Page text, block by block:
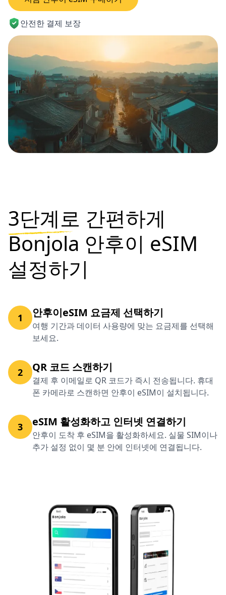
안전한 결제 보장
3단계로 간편하게
Bonjola 안후이 eSIM
설정하기
1 안후이eSIM 요금제 선택하기
여행 기간과 데이터 사용량에 맞는 요금제를 선택해
보세요.
2 QR 코드 스캔하기
결제 후 이메일로 QR 코드가 즉시 전송됩니다. 휴대
폰 카메라로 스캔하면 안후이 eSIM이 설치됩니다.
3 eSIM 활성화하고 인터넷 연결하기
안후이 도착 후 eSIM을 활성화하세요. 실물 SIM이나
추가 설정 없이 몇 분 안에 인터넷에 연결됩니다.